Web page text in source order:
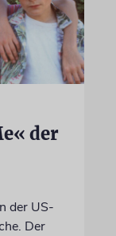
der
der US-
Der